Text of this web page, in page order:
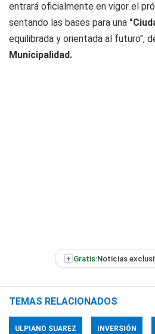
entrará oficialmente en vigor el
sentando las bases para una
equilibrada y orientada al futuro",
Municipalidad.
+ Gratis:Noticias
TEMAS RELACIONADOS
ULPIANO SUAREZ INVERSIÓN